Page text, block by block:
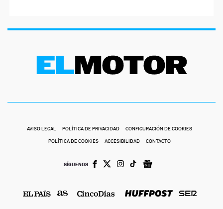
AVISO LEGAL POLÍTICA DE PRIVACIDAD CONFIGURACIÓN DE COOKIES
POLÍTICA DE COOKIES ACCESIBILIDAD CONTACTO
SÍGUENOS: